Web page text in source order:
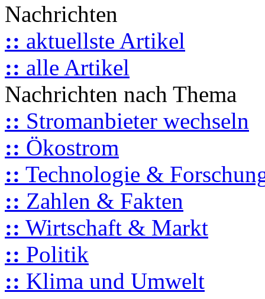
Nachrichten
:: aktuellste Artikel
:: alle Artikel
Nachrichten nach Thema
:: Stromanbieter wechseln
:: Ökostrom
:: Technologie &
:: Zahlen & Fakten
:: Wirtschaft & Markt
:: Politik
:: Klima und Umwelt